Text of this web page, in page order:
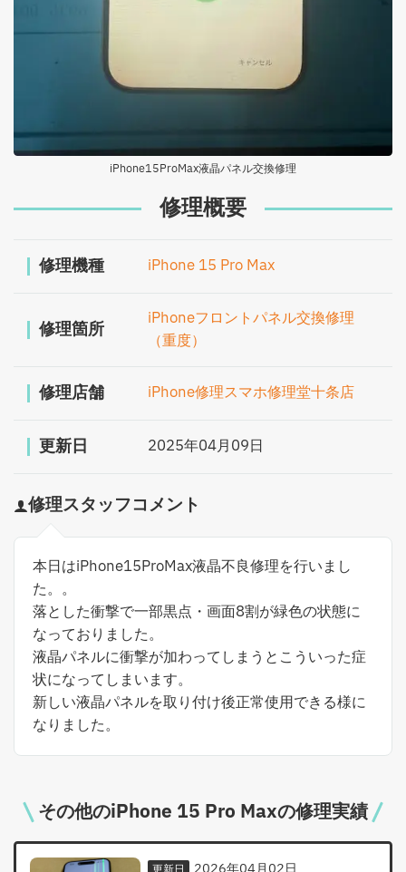
iPhone15ProMax液晶パネル交換修理
修理概要
修理機種 iPhone 15 Pro Max
修理箇所
iPhoneフロントパネル交換修理
（重度）
修理店舗 iPhone修理スマホ修理堂十条店
更新日 2025年04月09日
修理スタッフコメント
本日はiPhone15ProMax液晶不良修理を行いまし
た。。
落とした衝撃で一部黒点・画面8割が緑色の状態に
なっておりました。
液晶パネルに衝撃が加わってしまうとこういった症
状になってしまいます。
新しい液晶パネルを取り付け後正常使用できる様に
なりました。
その他のiPhone 15 Pro Maxの修理実績